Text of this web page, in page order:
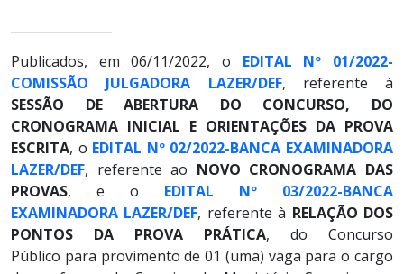
Publicados, em 06/11/2022, o EDITAL Nº 01/2022-
COMISSÃO JULGADORA LAZER/DEF, referente à
SESSÃO DE ABERTURA DO CONCURSO, DO
CRONOGRAMA INICIAL E ORIENTAÇÕES DA PROVA
ESCRITA, o EDITAL Nº 02/2022-BANCA EXAMINADORA
LAZER/DEF, referente ao NOVO CRONOGRAMA DAS
PROVAS, e o EDITAL Nº 03/2022-BANCA
EXAMINADORA LAZER/DEF, referente à RELAÇÃO DOS
PONTOS DA PROVA PRÁTICA, do Concurso
Público para provimento de 01 (uma) vaga para o cargo